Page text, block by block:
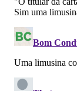
Ajuda
Biblioteca